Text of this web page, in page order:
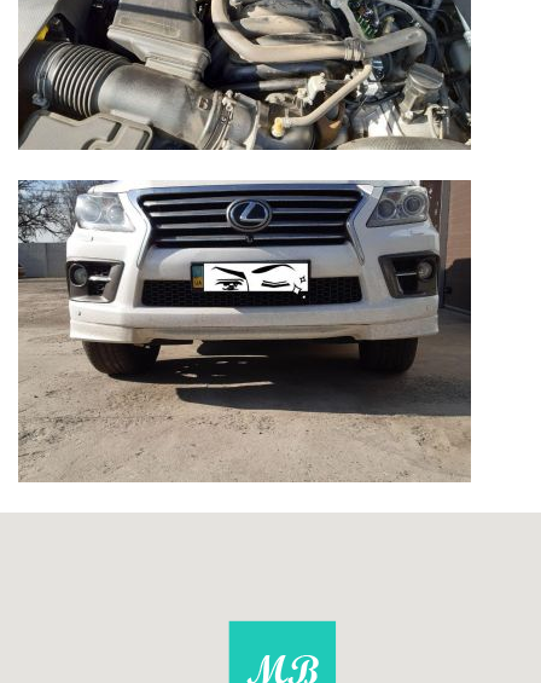
УСТАНОВКА ТОРОИДАЛЬНОГО НАРУЖНОГО
БАЛЛОНА (ПОДВЕСНОЙ)
УСТАНОВКА ТОРОИДАЛЬНОГО ВНУТРЕННЕГО
БАЛЛОНА В БАГАЖНОМ ОТДЕЛЕНИИ
УСТАНОВКА ПОДВЕСНОГО ЦИЛИНДРИЧЕСКОГО
БАЛЛОНА И ПЕРЕДЕЛКА ГЛУШИТЕЛЯ НА
АВТОМОБИЛЕ "НИВА"
УСТАНОВКА НАРУЖНОГО ПОДВЕСНОГО
ЦИЛИНДРИЧЕСКОГО БАЛЛОНА